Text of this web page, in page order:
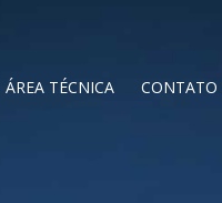
ÁREA TÉCNICA CONTATO